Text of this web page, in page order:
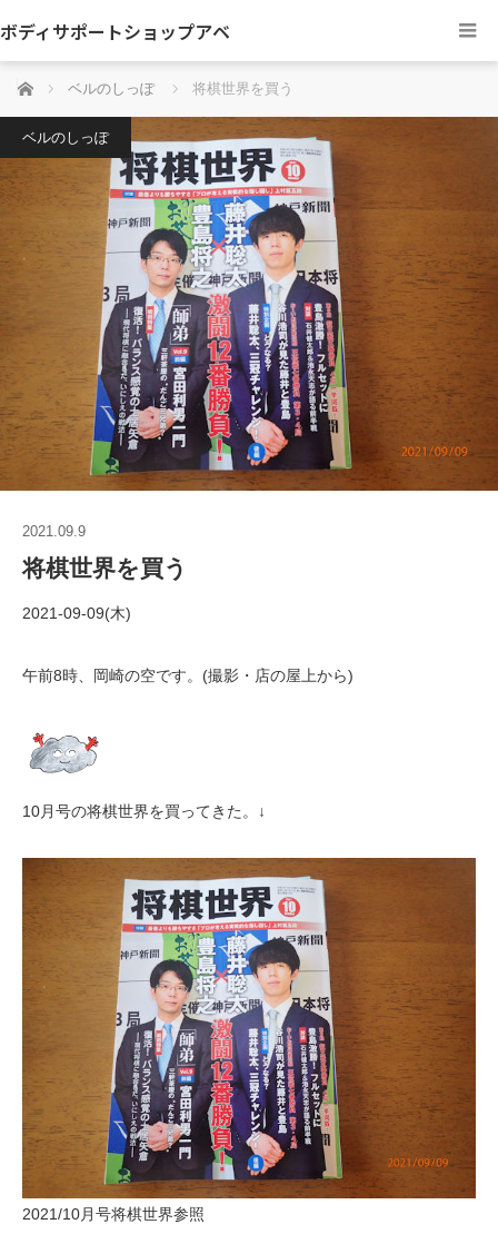
ボディサポートショップアベ
ホーム ベルのしっぽ 将棋世界を買う
ベルのしっぽ
2021.09.9
将棋世界を買う
2021-09-09(木)
午前8時、岡崎の空です。(撮影・店の屋上から)
10月号の将棋世界を買ってきた。↓
2021/10月号将棋世界参照